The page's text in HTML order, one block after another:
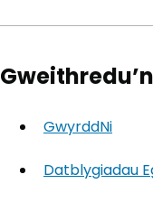
GwyrddNi
Datblygiadau